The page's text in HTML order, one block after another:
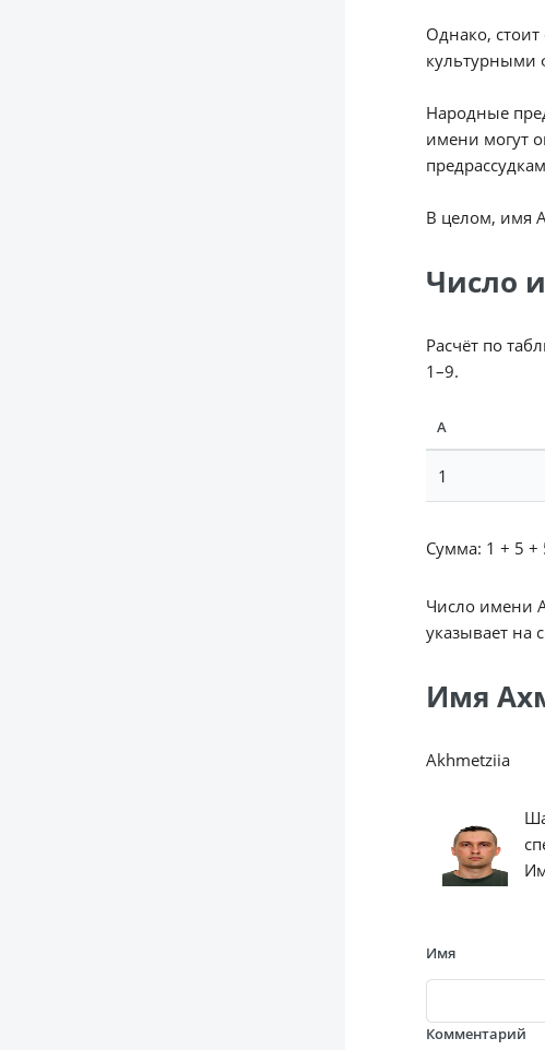
Однако,
культурными
Народные
имени могут
В целом, имя
Число
Расчёт по
1–9.
А
1
Сумма: 1 + 5 +
Число имени
указывает на
Имя
Akhmetziia
Имя
Комментарий